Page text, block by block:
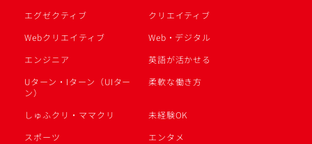
エグゼクティブ
クリエイティブ
Webクリエイティブ
Web・デジタル
エンジニア
英語が活かせる
Uターン・Iターン（UIター
ン）
柔軟な働き方
しゅふクリ・ママクリ
未経験OK
スポーツ
エンタメ